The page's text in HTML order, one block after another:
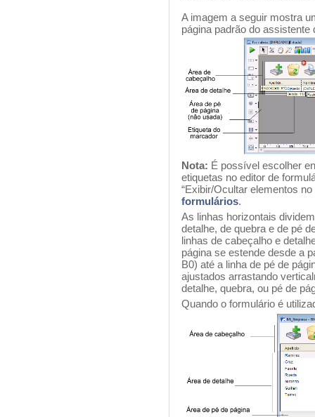
A imagem a seguir mostra
página padrão do
Nota: É possível escolher
etiquetas no editor de
“Exibir/Ocultar elementos
formulários.
As linhas horizontais
detalhe, de quebra e de pé
linhas de cabeçalho e
página se estende desde a
B0) até a linha de pé de
ajustados arrastando
detalhe, quebra, ou pé de
Quando o formulário é